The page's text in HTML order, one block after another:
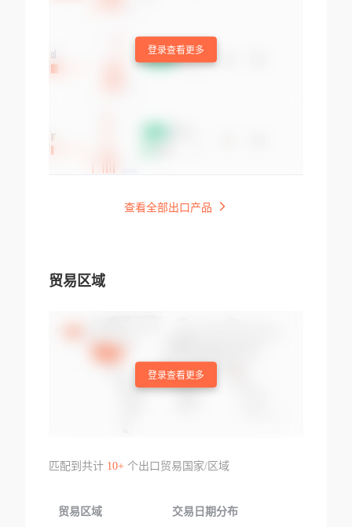
登录查看更多
查看全部出口产品
贸易区域
登录查看更多
匹配到共计 10+个出口贸易国家/区域
贸易区域 交易日期分布